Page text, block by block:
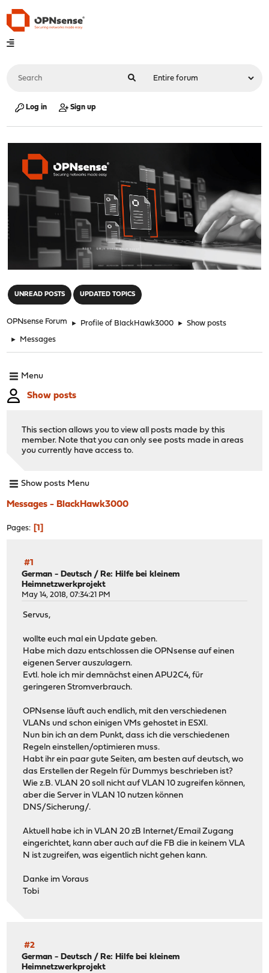
Log in Sign up
UNREAD POSTS UPDATED TOPICS
OPNsense Forum ► Profile of BlackHawk3000 ► Show posts
► Messages
Menu
Show posts
This section allows you to view all posts made by this
member. Note that you can only see posts made in areas
you currently have access to.
Show posts Menu
Messages - BlackHawk3000
Pages 1
#1
German - Deutsch / Re: Hilfe bei kleinem
Heimnetzwerkprojekt
May 14, 2018, 07:34:21 PM
Servus,
wollte euch mal ein Update geben.
Habe mich dazu entschlossen die OPNsense auf einen
eigenen Server auszulagern.
Evtl. hole ich mir demnächst einen APU2C4, für
geringeren Stromverbrauch.
OPNsense läuft auch endlich, mit den verschiedenen
VLANs und schon einigen VMs gehostet in ESXI.
Nun bin ich an dem Punkt, dass ich die verschiedenen
Regeln einstellen/optimieren muss.
Habt ihr ein paar gute Seiten, am besten auf deutsch, wo
das Erstellen der Regeln für Dummys beschrieben ist?
Wie z.B. VLAN 20 soll nicht auf VLAN 10 zugreifen können,
aber die Server in VLAN 10 nutzen können
DNS/Sicherung/.
Aktuell habe ich in VLAN 20 zB Internet/Email Zugang
eingerichtet, kann aber auch auf die FB die in keinem VLA
N ist zugreifen, was eigentlich nicht gehen kann.
Danke im Voraus
Tobi
#2
German - Deutsch /Re: Hilfe bei kleinem
Heimnetzwerkprojekt